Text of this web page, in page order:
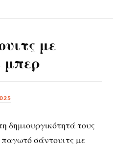
με
μπερ
δημιουργικότητά τους
σάντουιτς με